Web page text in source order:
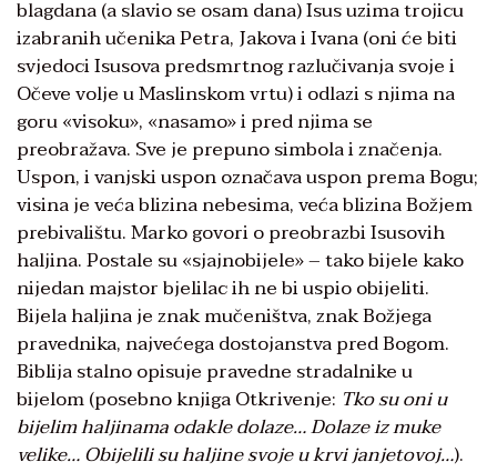
blagdana (a slavio se osam dana) Isus uzima trojicu
izabranih učenika Petra, Jakova i Ivana (oni će biti
svjedoci Isusova predsmrtnog razlučivanja svoje i
Očeve volje u Maslinskom vrtu) i odlazi s njima na
goru «visoku», «nasamo» i pred njima se
preobražava. Sve je prepuno simbola i značenja.
Uspon, i vanjski uspon označava uspon prema Bogu;
visina je veća blizina nebesima, veća blizina Božjem
prebivalištu. Marko govori o preobrazbi Isusovih
haljina. Postale su «sjajnobijele» – tako bijele kako
nijedan majstor bjelilac ih ne bi uspio obijeliti.
Bijela haljina je znak mučeništva, znak Božjega
pravednika, najvećega dostojanstva pred Bogom.
Biblija stalno opisuje pravedne stradalnike u
bijelom (posebno knjiga Otkrivenje: Tko su oni u
bijelim haljinama odakle dolaze… Dolaze iz muke
velike… Obijelili su haljine svoje u krvi janjetovoj…).